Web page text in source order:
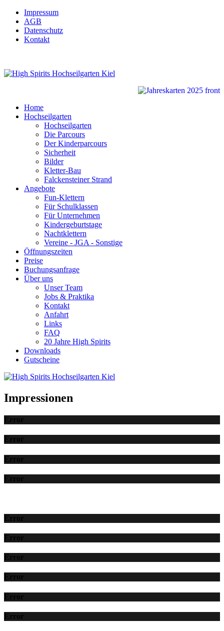
Impressum
AGB
Datenschutz
Kontakt
Home
Hochseilgarten
Hochseilgarten
Die Parcours
Der Kinderparcours
Sicherheit
Bilder
Kletter-Bau
Falckensteiner Strand
Angebote
Fun-Klettern
Für Schulklassen
Für Unternehmen
Kindergeburtstage
Nachtklettern
Vereine - JGA - Sonstige
Öffnungszeiten
Preise
Buchungsanfrage
Über uns
Unser Team
Jobs & Praktika
Kontakt
Anfahrt
Links
FAQ
20 Jahre High Spirits
Downloads
Gutscheine
Impressionen
Error
Error
Error
Error
Error
Error
Error
Error
Error
Error